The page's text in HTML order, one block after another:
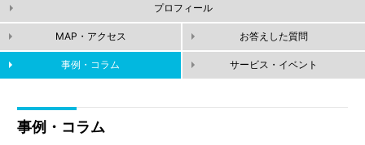
プロフィール
MAP・アクセス お答えした質問
事例・コラム サービス・イベント
事例・コラム